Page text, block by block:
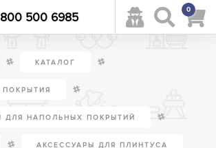
500 6985
0
/ КАТАЛОГ /
/
ДЛЯ НАПОЛЬНЫХ ПОКРЫТИЙ /
/ АКСЕССУАРЫ ДЛЯ ПЛИНТУСА